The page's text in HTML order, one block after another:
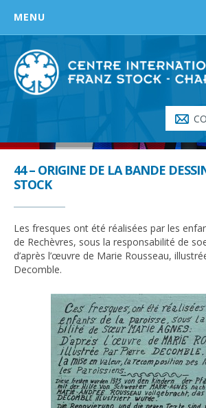
content
MENU
ACCUEIL
LE PRIX FRANZ STOCK
Qui reçoit le prix Franz Stock ?
Lauréats
L’ABBÉ FRANZ STOCK
Histoire de Franz Stock – L’Archange en
Biographie de Franz Stock (1904 – 1948)
La tombe de Franz Stock au cimetière
LE CENTRE FRANZ STOCK
Le fonds de dotation C.I.F.S. Objet
44 – ORIGINE DE LA BANDE
STOCK
Les fresques ont été réalisées par les
de Rechèvres, sous la responsabilité de
d’après l’œuvre de Marie Rousseau,
Decomble.